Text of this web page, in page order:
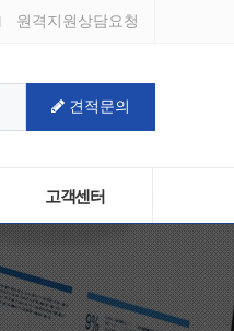
원격지원상담요청
견적문의
고객센터